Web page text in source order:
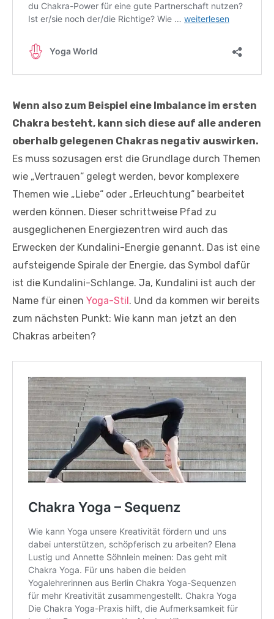
Wenn also zum Beispiel eine Imbalance im ersten
Chakra besteht, kann sich diese auf alle anderen
oberhalb gelegenen Chakras negativ auswirken.
Es muss sozusagen erst die Grundlage durch Themen
wie „Vertrauen“ gelegt werden, bevor komplexere
Themen wie „Liebe“ oder „Erleuchtung“ bearbeitet
werden können. Dieser schrittweise Pfad zu
ausgeglichenen Energiezentren wird auch das
Erwecken der Kundalini-Energie genannt. Das ist eine
aufsteigende Spirale der Energie, das Symbol dafür
ist die Kundalini-Schlange. Ja, Kundalini ist auch der
Name für einen Yoga-Stil . Und da kommen wir bereits
zum nächsten Punkt: Wie kann man jetzt an den
Chakras arbeiten?